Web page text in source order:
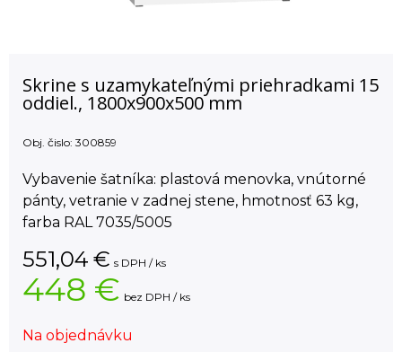
Skrine s uzamykateľnými priehradkami 15
oddiel., 1800x900x500 mm
Obj. čislo: 300859
Vybavenie šatníka: plastová menovka, vnútorné
pánty, vetranie v zadnej stene, hmotnosť 63 kg,
farba RAL 7035/5005
551,04 € s DPH / ks
448 € bez DPH / ks
Na objednávku